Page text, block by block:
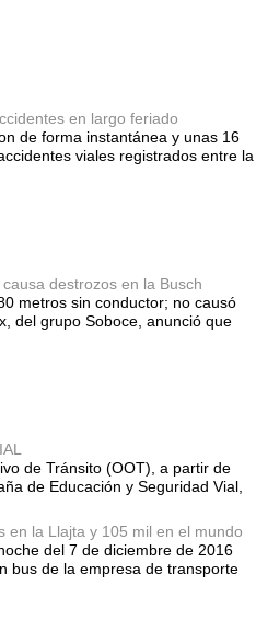
en largo feriado
de forma instantánea y unas 16
viales registrados entre la
destrozos en la Busch
metros sin conductor; no causó
del grupo Soboce, anunció que
de Tránsito (OOT), a partir de
de Educación y Seguridad Vial,
en la Llajta y 105 mil en el mundo
del 7 de diciembre de 2016
bus de la empresa de transporte